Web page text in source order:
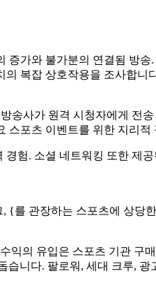
가와 불가분의 연결됨 방
복잡 상호작용을 조사합니
송사가 원격 시청자에게 전
포츠 이벤트를 위한 지리
험. 소셜 네트워킹 또한 제
를 관장하는 스포츠에 상당
익의 유입은 스포츠 기관
습니다. 팔로워, 세대 크루, 광